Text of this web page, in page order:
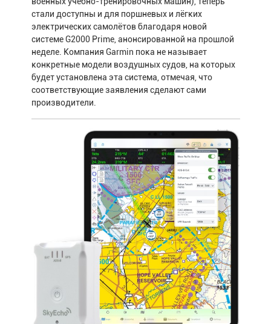
стали доступны и для поршневых и лёгких
электрических самолётов благодаря новой
системе G2000 Prime, анонсированной на прошлой
неделе. Компания Garmin пока не называет
конкретные модели воздушных судов, на которых
будет установлена эта система, отмечая, что
соответствующие заявления сделают сами
производители.